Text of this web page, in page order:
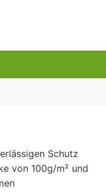
Schutz
von 100g/m² und